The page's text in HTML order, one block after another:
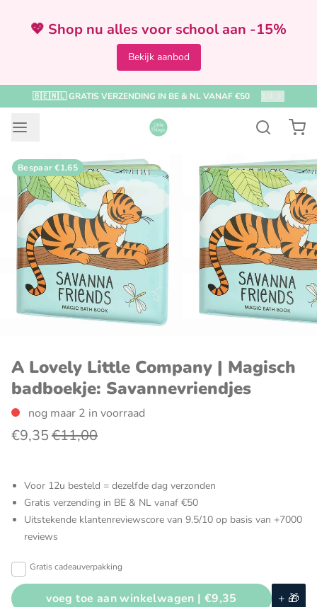
💖 Shop nu alles voor school aan -15%
Bekijk aanbod
🇧🇪🇳🇱 GRATIS VERZENDING IN BE & NL VANAF €50
Bespaar€1,65
A Lovely Little Company | Magisch
badboekje: Savannevriendjes
nog maar 2 in voorraad
€9,35€11,00
Voor 12u besteld = dezelfde dag verzonden
Gratis verzending in BE & NL vanaf €50
Uitstekende klantenreviewscore van 9.5/10 op basis van +7000
reviews
Gratis cadeauverpakking
voeg toe aan winkelwagen | €9,35 + 🎁